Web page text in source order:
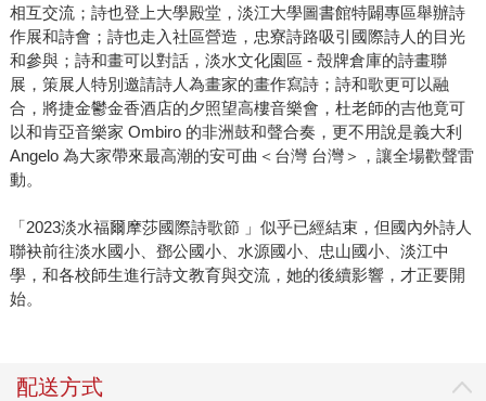
相互交流；詩也登上大學殿堂，淡江大學圖書館特闢專區舉辦詩
作展和詩會；詩也走入社區營造，忠寮詩路吸引國際詩人的目光
和參與；詩和畫可以對話，淡水文化園區 - 殼牌倉庫的詩畫聯
展，策展人特別邀請詩人為畫家的畫作寫詩；詩和歌更可以融
合，將捷金鬱金香酒店的夕照望高樓音樂會，杜老師的吉他竟可
以和肯亞音樂家 Ombiro 的非洲鼓和聲合奏，更不用說是義大利
Angelo 為大家帶來最高潮的安可曲＜台灣 台灣＞，讓全場歡聲雷
動。
「2023淡水福爾摩莎國際詩歌節 」似乎已經結束，但國內外詩人
聯袂前往淡水國小、鄧公國小、水源國小、忠山國小、淡江中
學，和各校師生進行詩文教育與交流，她的後續影響，才正要開
始。
配送方式